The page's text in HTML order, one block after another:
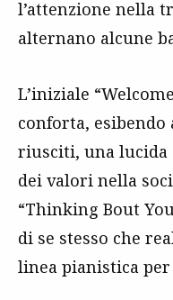
l’attenzione nella
alternano alcune
L’iniziale
conforta,
riusciti, una lucida
dei valori nella
“Thinking Bout
di se stesso che
linea pianistica